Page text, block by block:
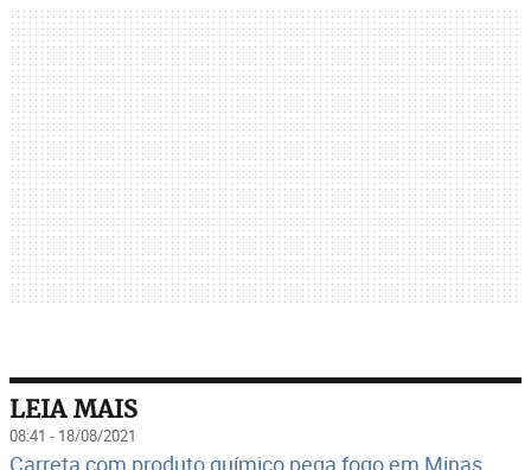
LEIA MAIS
08:41 - 18/08/2021
Carreta com produto químico pega fogo em Minas